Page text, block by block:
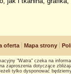
oferta Mapa strony
"Watra" czeka na
zaproszenia dotyczące
tylko dysponować